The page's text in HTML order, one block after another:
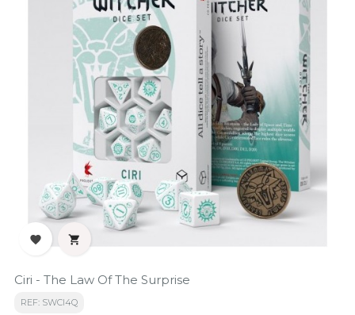
 
Ciri - The Law Of The Surprise
REF: SWCI4Q